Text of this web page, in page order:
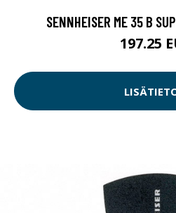
SENNHEISER ME 35 B
197.25